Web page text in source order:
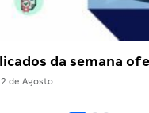
da semana
2 de Agosto